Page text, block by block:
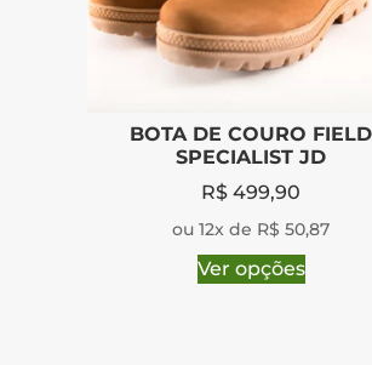
BOTA DE COURO FIELD
SPECIALIST JD
R$ 499,90
ou 12x de R$ 50,87
Ver opções